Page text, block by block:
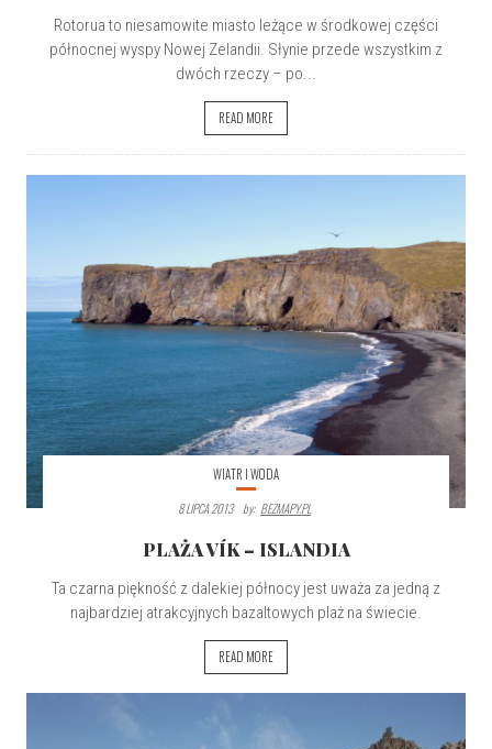
Rotorua to niesamowite miasto leżące w środkowej części
północnej wyspy Nowej Zelandii. Słynie przede wszystkim z
dwóch rzeczy – po...
READ MORE
WIATR I WODA
8 LIPCA 2013
By: BEZMAPY.PL
PLAŻA VÍK – ISLANDIA
Ta czarna piękność z dalekiej północy jest uważa za jedną z
najbardziej atrakcyjnych bazaltowych plaż na świecie.
READ MORE